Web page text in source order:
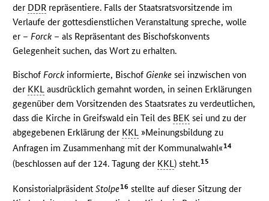
der DDR repräsentiere. Falls der Staatsratsvorsitzende im
Verlaufe der gottesdienstlichen Veranstaltung spreche, wolle
er –Forck – als Repräsentant des Bischofskonvents
Gelegenheit suchen, das Wort zu erhalten.
BischofForck informierte, Bischof Gienke sei inzwischen von
der KKL ausdrücklich gemahnt worden, in seinen Erklärungen
gegenüber dem Vorsitzenden des Staatsrates zu verdeutlichen,
dass die Kirche in Greifswald ein Teil des BEK sei und zu der
abgegebenen Erklärung der KKL »Meinungsbildung zu
Anfragen im Zusammenhang mit der Kommunalwahl«14
(beschlossen auf der 124. Tagung der KKL) steht.15
KonsistorialpräsidentStolpe16 stellte auf dieser Sitzung der